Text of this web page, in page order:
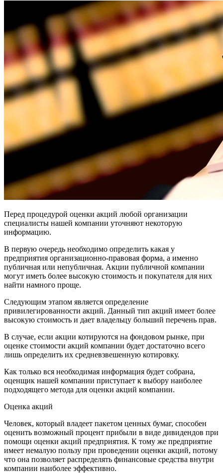
Перед процедурой оценки акций любой организации
специалисты нашей компании уточняют некоторую
информацию.
В первую очередь необходимо определить какая у
предприятия организационно-правовая форма, а именно
публичная или непубличная. Акции публичной компании
могут иметь более высокую стоимость и покупателя для них
найти намного проще.
Следующим этапом является определение
привилегированности акций. Данный тип акций имеет более
высокую стоимость и дает владельцу больший перечень прав.
В случае, если акции котируются на фондовом рынке, при
оценке стоимости акций компании будет достаточно всего
лишь определить их средневзвешенную котировку.
Как только вся необходимая информация будет собрана,
оценщик нашей компании приступает к выбору наиболее
подходящего метода для оценки акций компании.
Оценка акций
Человек, который владеет пакетом ценных бумаг, способен
оценить возможный процент прибыли в виде дивидендов при
помощи оценки акций предприятия. К тому же предприятие
имеет немалую пользу при проведении оценки акций, потому
что она позволяет распределять финансовые средства внутри
компании наиболее эффективно.